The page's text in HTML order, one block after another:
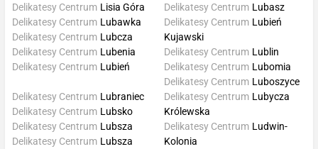
Delikatesy Centrum Lisia Góra
Delikatesy Centrum Lubasz
Delikatesy Centrum Lubawka
Delikatesy Centrum Lubcza
Delikatesy Centrum Lubenia
Delikatesy Centrum Lubień
Delikatesy Centrum Lubień
Kujawski
Delikatesy Centrum Lublin
Delikatesy Centrum Lubomia
Delikatesy Centrum Luboszyce
Delikatesy Centrum Lubraniec
Delikatesy Centrum Lubsko
Delikatesy Centrum Lubsza
Delikatesy Centrum Lubsza
Delikatesy Centrum Lubycza
Królewska
Delikatesy Centrum Ludwin-
Kolonia